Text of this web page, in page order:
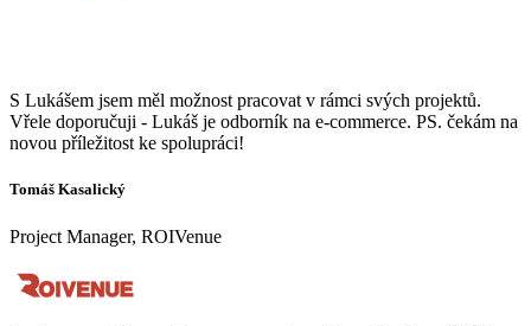
S Lukášem jsem měl možnost pracovat v rámci svých projektů.
Vřele doporučuji - Lukáš je odborník na e-commerce. PS. čekám na
novou příležitost ke spolupráci!
Tomáš Kasalický
Project Manager, ROIVenue